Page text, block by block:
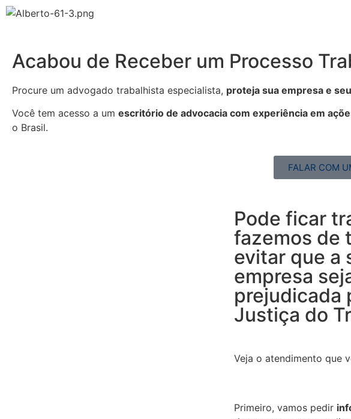
Acabou de Receber um Processo
Procure um advogado trabalhista especialista, proteja sua empresa e
Você tem acesso a um escritório de advocacia com experiência em
o Brasil.
FALAR COM
Pode ficar
fazemos de
evitar que a
empresa
prejudicada
Justiça do
Veja o atendimento que
Primeiro, vamos pedir